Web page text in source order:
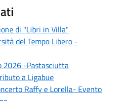
di "Libri in Villa"
del Tempo Libero -
2026 -Pastasciutta
a Ligabue
Raffy e Lorella- Evento